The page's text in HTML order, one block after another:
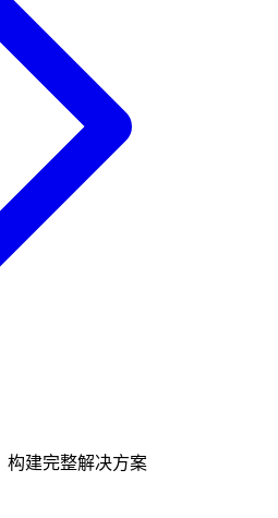
构建完整解决方案